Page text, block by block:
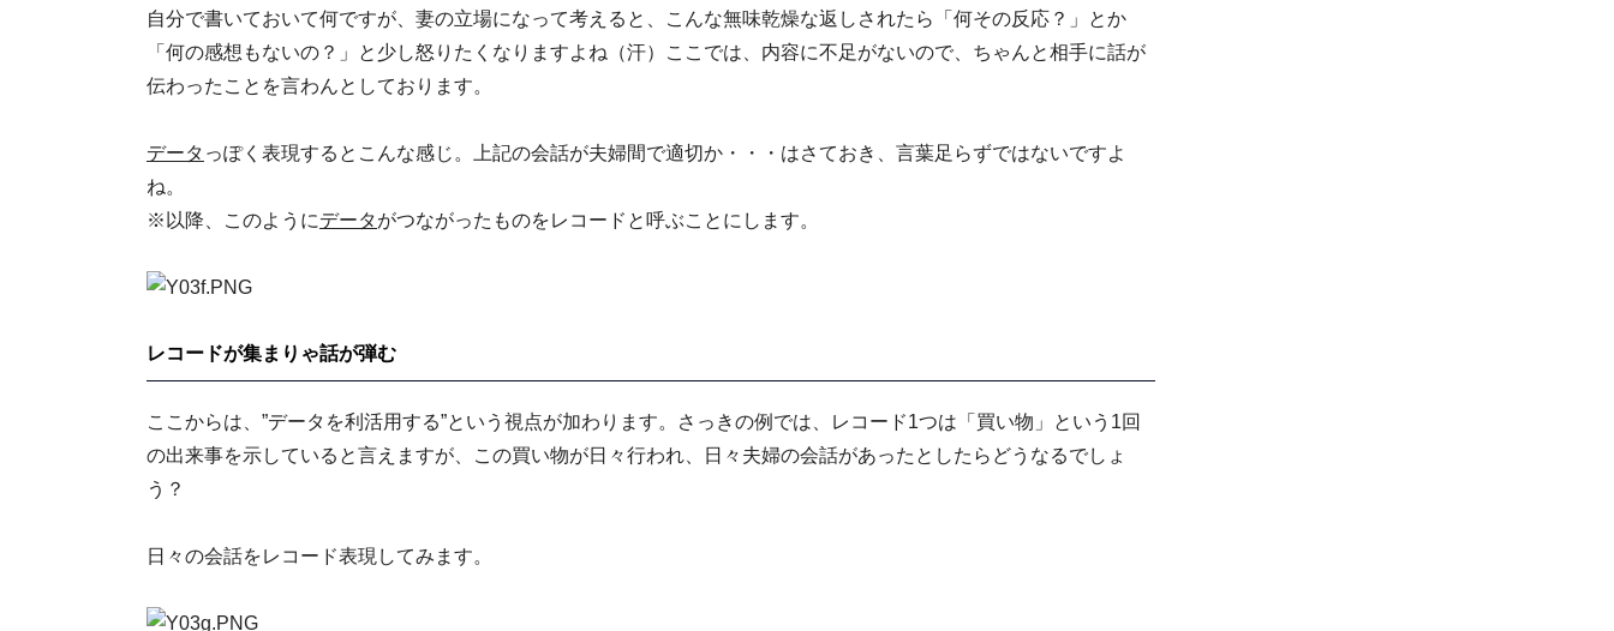
自分で書いておいて何ですが、妻の立場になって考えると、こんな無味乾燥な返しされたら「何その反応？」とか
「何の感想もないの？」と少し怒りたくなりますよね（汗）ここでは、内容に不足がないので、ちゃんと相手に話が
伝わったことを言わんとしております。
データ っぽく表現するとこんな感じ。上記の会話が夫婦間で適切か・・・はさておき、言葉足らずではないですよ
ね。
※以降、このようにデータがつながったものをレコードと呼ぶことにします。
レコードが集まりゃ話が弾む
ここからは、”データを利活用する”という視点が加わります。さっきの例では、レコード1つは「買い物」という1回
の出来事を示していると言えますが、この買い物が日々行われ、日々夫婦の会話があったとしたらどうなるでしょ
う？
日々の会話をレコード表現してみます。